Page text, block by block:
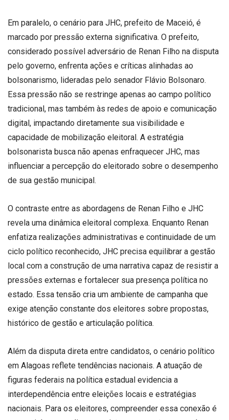
Em paralelo, o cenário para JHC, prefeito de Maceió, é
marcado por pressão externa significativa. O prefeito,
considerado possível adversário de Renan Filho na disputa
pelo governo, enfrenta ações e críticas alinhadas ao
bolsonarismo, lideradas pelo senador Flávio Bolsonaro.
Essa pressão não se restringe apenas ao campo político
tradicional, mas também às redes de apoio e comunicação
digital, impactando diretamente sua visibilidade e
capacidade de mobilização eleitoral. A estratégia
bolsonarista busca não apenas enfraquecer JHC, mas
influenciar a percepção do eleitorado sobre o desempenho
de sua gestão municipal.
O contraste entre as abordagens de Renan Filho e JHC
revela uma dinâmica eleitoral complexa. Enquanto Renan
enfatiza realizações administrativas e continuidade de um
ciclo político reconhecido, JHC precisa equilibrar a gestão
local com a construção de uma narrativa capaz de resistir a
pressões externas e fortalecer sua presença política no
estado. Essa tensão cria um ambiente de campanha que
exige atenção constante dos eleitores sobre propostas,
histórico de gestão e articulação política.
Além da disputa direta entre candidatos, o cenário político
em Alagoas reflete tendências nacionais. A atuação de
figuras federais na política estadual evidencia a
interdependência entre eleições locais e estratégias
nacionais. Para os eleitores, compreender essa conexão é